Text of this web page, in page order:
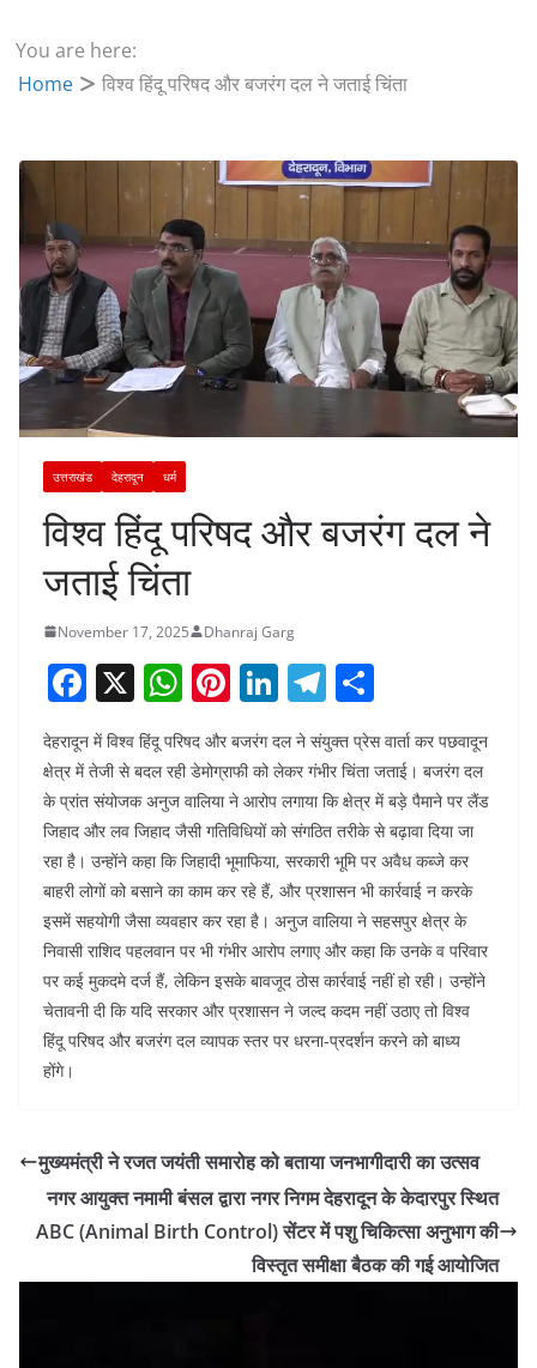
You are here:
Home
विश्व हिंदू परिषद और बजरंग दल ने जताई चिंता
उत्तराखंड देहरादून धर्म
विश्व हिंदू परिषद और बजरंग दल ने
जताई चिंता
November 17, 2025 Dhanraj Garg
F
a
c
e
b
o
o
k
X W
at
s
A
p
p
Pi
nt
er
e
st
Li
n
k
e
dI
n
T
e
gr
a
m
ar
e
देहरादून में विश्व हिंदू परिषद और बजरंग दल ने संयुक्त प्रेस वार्ता कर पछवादून
क्षेत्र में तेजी से बदल रही डेमोग्राफी को लेकर गंभीर चिंता जताई। बजरंग दल
के प्रांत संयोजक अनुज वालिया ने आरोप लगाया कि क्षेत्र में बड़े पैमाने पर लैंड
जिहाद और लव जिहाद जैसी गतिविधियों को संगठित तरीके से बढ़ावा दिया जा
रहा है। उन्होंने कहा कि जिहादी भूमाफिया, सरकारी भूमि पर अवैध कब्जे कर
बाहरी लोगों को बसाने का काम कर रहे हैं, और प्रशासन भी कार्रवाई न करके
इसमें सहयोगी जैसा व्यवहार कर रहा है। अनुज वालिया ने सहसपुर क्षेत्र के
निवासी राशिद पहलवान पर भी गंभीर आरोप लगाए और कहा कि उनके व परिवार
पर कई मुकदमे दर्ज हैं, लेकिन इसके बावजूद ठोस कार्रवाई नहीं हो रही। उन्होंने
चेतावनी दी कि यदि सरकार और प्रशासन ने जल्द कदम नहीं उठाए तो विश्व
हिंदू परिषद और बजरंग दल व्यापक स्तर पर धरना-प्रदर्शन करने को बाध्य
होंगे।
मुख्यमंत्री ने रजत जयंती समारोह को बताया जनभागीदारी का उत्सव
नगर आयुक्त नमामी बंसल द्वारा नगर निगम देहरादून के केदारपुर स्थित
ABC (Animal Birth Control) सेंटर में पशु चिकित्सा अनुभाग की
विस्तृत समीक्षा बैठक की गई आयोजित